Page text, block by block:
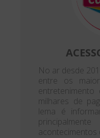
No ar desde
entre os
milhares de
lema é
acontecimentos